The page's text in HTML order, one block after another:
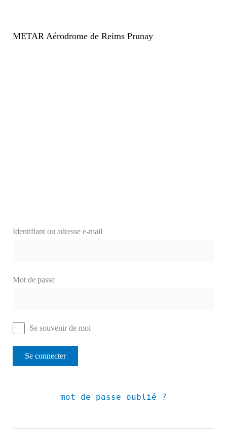
METAR Aérodrome de Reims Prunay
Identifiant ou adresse e-mail
Mot de passe
Se souvenir de moi
mot de passe oublié ?